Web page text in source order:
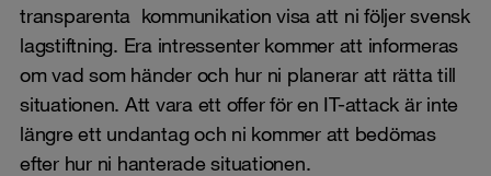
transparenta kommunikation visa att ni följer svensk
lagstiftning. Era intressenter kommer att informeras
om vad som händer och hur ni planerar att rätta till
situationen. Att vara ett offer för en IT-attack är inte
längre ett undantag och ni kommer att bedömas
efter hur ni hanterade situationen.